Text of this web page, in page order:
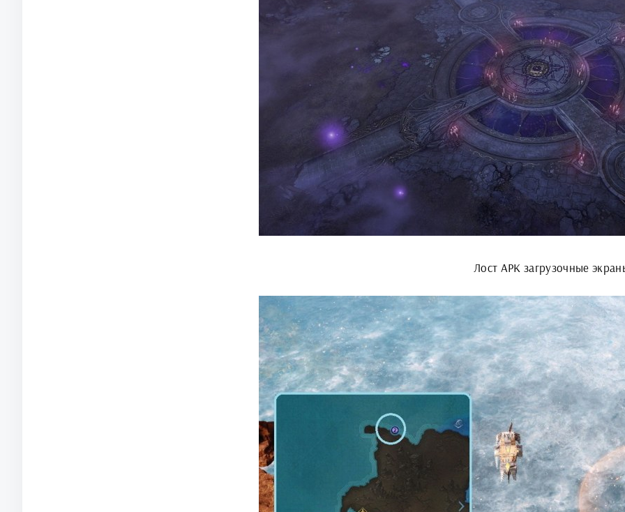
Лост АРК загрузочные